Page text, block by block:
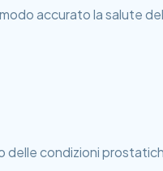
accurato la salute
delle condizioni